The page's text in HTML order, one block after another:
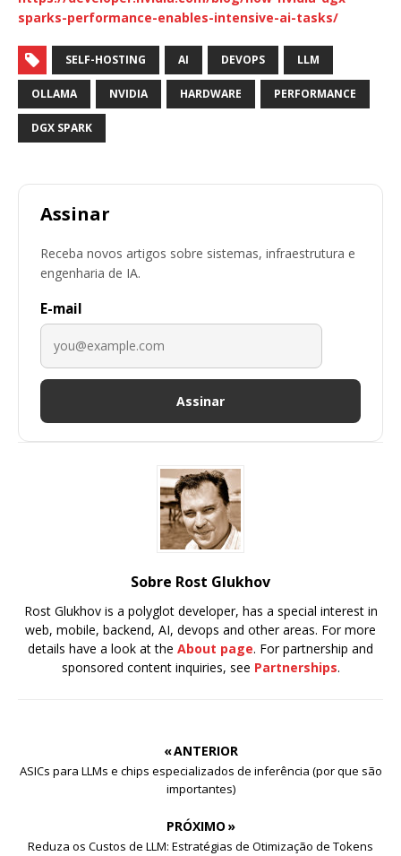
sparks-performance-enables-intensive-ai-tasks/
SELF-HOSTING AI DEVOPS LLM
OLLAMA NVIDIA HARDWARE PERFORMANCE
DGX SPARK
Assinar
Receba novos artigos sobre sistemas, infraestrutura e
engenharia de IA.
E-mail
Assinar
Sobre Rost Glukhov
Rost Glukhov is a polyglot developer, has a special interest in
web, mobile, backend, AI, devops and other areas. For more
details have a look at the About page. For partnership and
sponsored content inquiries, see Partnerships.
« ANTERIOR
ASICs para LLMs e chips especializados de inferência (por que são
importantes)
PRÓXIMO »
Reduza os Custos de LLM: Estratégias de Otimização de Tokens